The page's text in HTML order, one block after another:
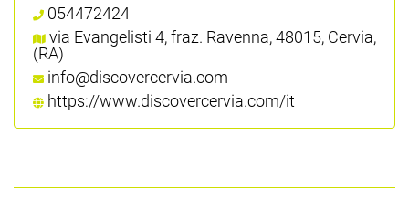
054472424
via Evangelisti 4, fraz. Ravenna, 48015, Cervia,
(RA)
info@discovercervia.com
https://www.discovercervia.com/it